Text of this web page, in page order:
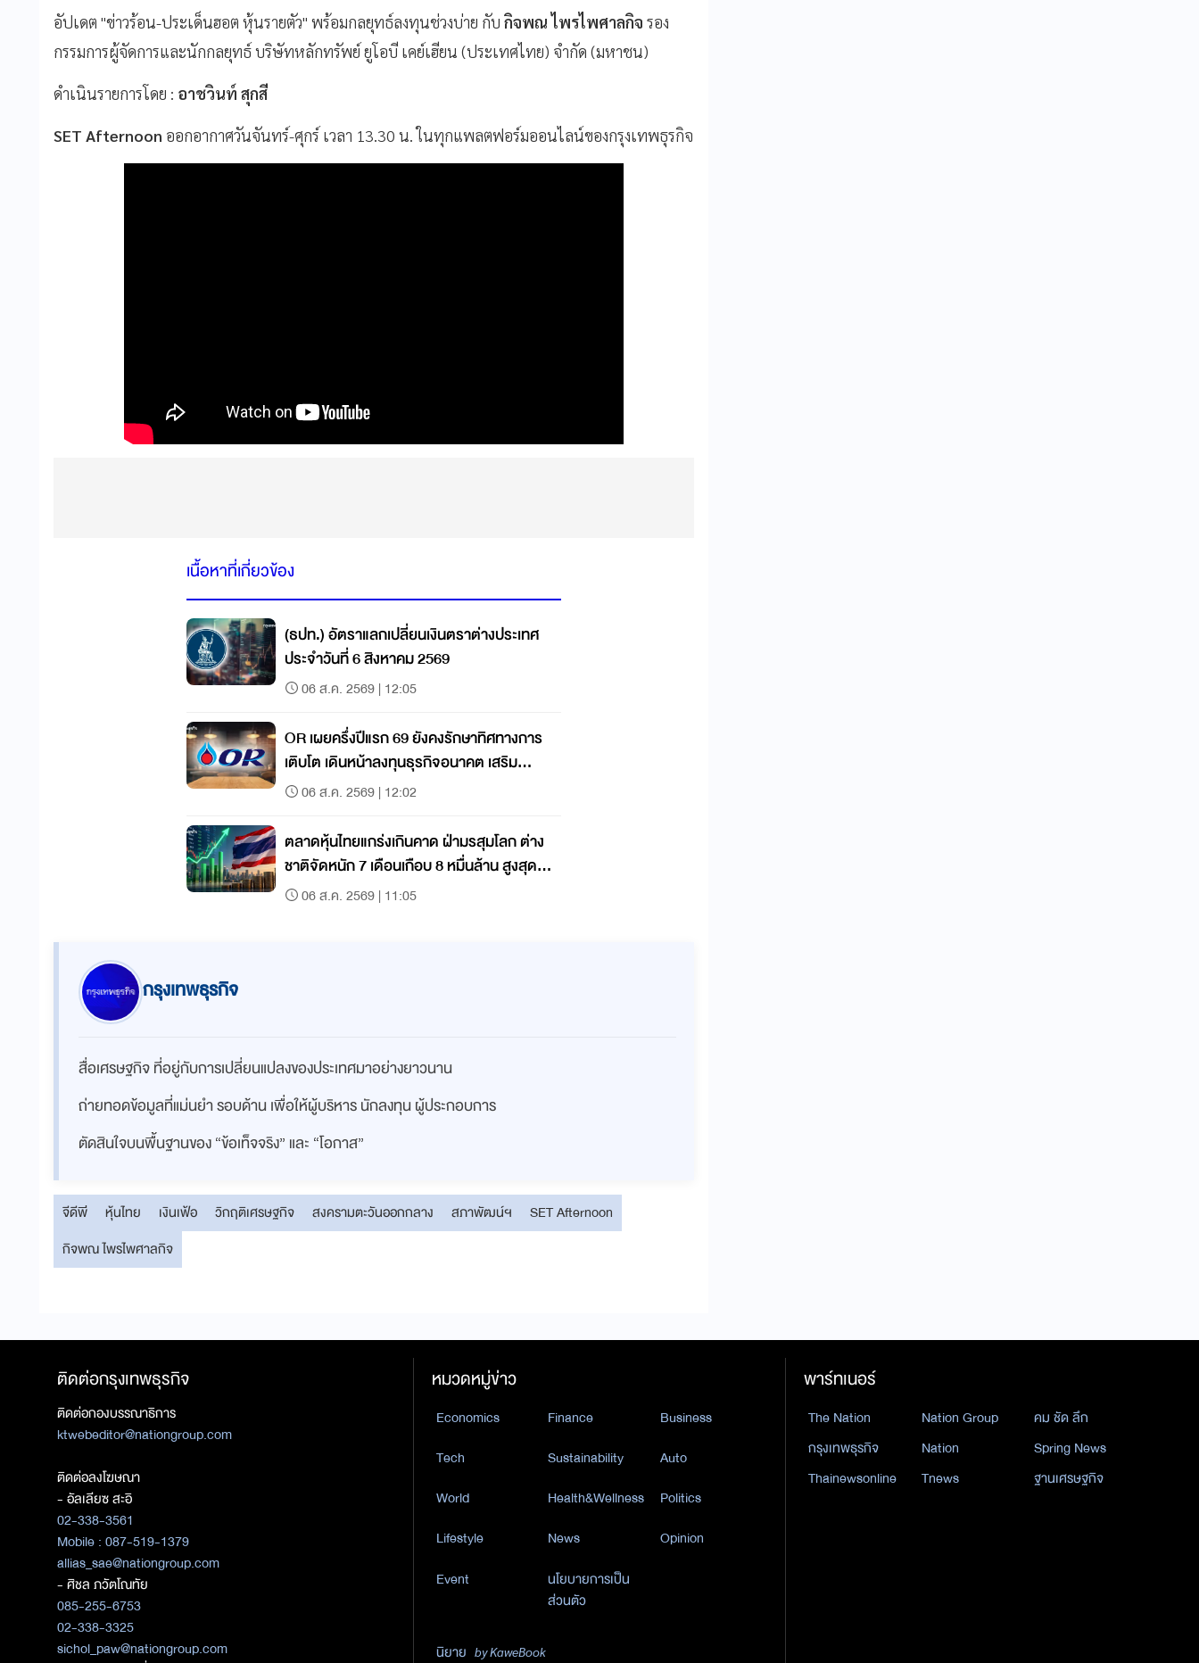
อัปเดต "ข่าวร้อน-ประเด็นฮอต หุ้นรายตัว" พร้อมกลยุทธ์ลงทุนช่วงบ่าย กับ กิจพณ ไพรไพศาลกิจ รอง
กรรมการผู้จัดการและนักกลยุทธ์ บริษัทหลักทรัพย์ ยูโอบี เคย์เฮียน (ประเทศไทย) จำกัด (มหาชน)
ดำเนินรายการโดย : อาชวินท์ สุกสี
SET Afternoon ออกอากาศวันจันทร์-ศุกร์ เวลา 13.30 น. ในทุกแพลตฟอร์มออนไลน์ของกรุงเทพธุรกิจ
เนื้อหาที่เกี่ยวข้อง
(ธปท.) อัตราแลกเปลี่ยนเงินตราต่างประเทศ
ประจำวันที่ 6 สิงหาคม 2569
06 ส.ค. 2569 | 12:05
OR เผยครึ่งปีแรก 69 ยังคงรักษาทิศทางการ
เติบโต เดินหน้าลงทุนธุรกิจอนาคต เสริม
เติบโตระยะยาว
06 ส.ค. 2569 | 12:02
ตลาดหุ้นไทยแกร่งเกินคาด ฝ่ามรสุมโลก ต่าง
ชาติจัดหนัก 7 เดือนเกือบ 8 หมื่นล้าน สูงสุดใน
ภูมิภาค
06 ส.ค. 2569 | 11:05
กรุงเทพธุรกิจ
สื่อเศรษฐกิจ ที่อยู่กับการเปลี่ยนแปลงของประเทศมาอย่างยาวนาน
ถ่ายทอดข้อมูลที่แม่นยำ รอบด้าน เพื่อให้ผู้บริหาร นักลงทุน ผู้ประกอบการ
ตัดสินใจบนพื้นฐานของ “ข้อเท็จจริง” และ “โอกาส”
จีดีพี หุ้นไทย เงินเฟ้อ วิกฤติเศรษฐกิจ สงครามตะวันออกกลาง สภาพัฒน์ฯ
SET Afternoon
กิจพณ ไพรไพศาลกิจ
ติดต่อกรุงเทพธุรกิจ
ติดต่อกองบรรณาธิการ
ktwebeditor@nationgroup.com
ติดต่อลงโฆษณา
- อัลเลียซ สะอิ
02-338-3561
Mobile : 087-519-1379
allias_sae@nationgroup.com
- ศิชล ภวัตโณทัย
085-255-6753
02-338-3325
sichol_paw@nationgroup.com
หมวดหมู่ข่าว
Economics Finance
Business
Tech
Sustainability
Auto
World
Health&Wellness
Politics
Lifestyle
News
Opinion
Event
นโยบายการเป็น
ส่วนตัว
นิยาย by KaweBook
พาร์ทเนอร์
The Nation Nation Group
คม ชัด ลึก
กรุงเทพธุรกิจ
Nation
Spring News
Thainewsonline
Tnews ฐานเศรษฐกิจ